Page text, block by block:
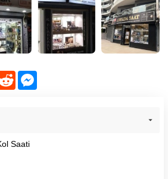
Reddit
Saati